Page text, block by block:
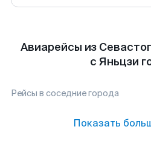
Авиарейсы из
с Яньцзи
Рейсы в соседние города
Показать